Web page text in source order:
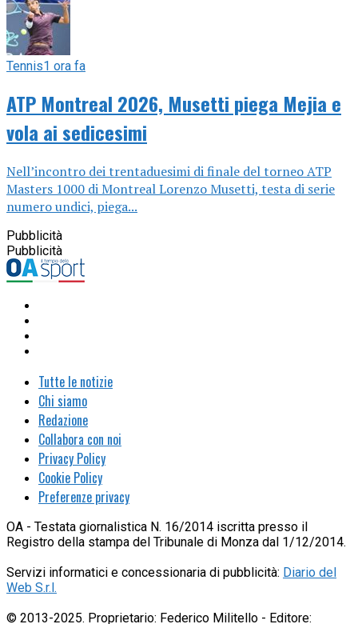
Tennis1 ora fa
ATP Montreal 2026, Musetti piega Mejia e
vola ai sedicesimi
Nell’incontro dei trentaduesimi di finale del torneo ATP
Masters 1000 di Montreal Lorenzo Musetti, testa di serie
numero undici, piega...
Pubblicità
Pubblicità
Tutte le notizie
Chi siamo
Redazione
Collabora con noi
Privacy Policy
Cookie Policy
Preferenze privacy
OA - Testata giornalistica N. 16/2014 iscritta presso il
Registro della stampa del Tribunale di Monza dal 1/12/2014.
Servizi informatici e concessionaria di pubblicità: Diario del
Web S.r.l.
© 2013-2025. Proprietario: Federico Militello - Editore: